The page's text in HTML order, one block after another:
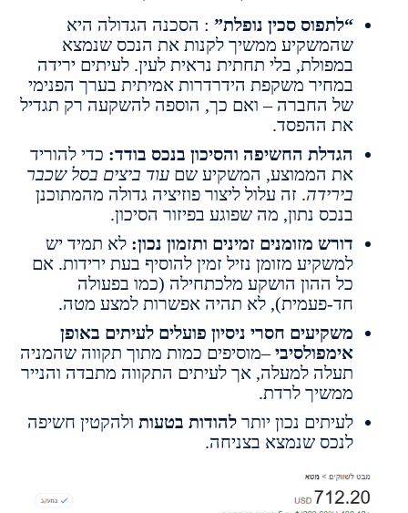
“לתפוס סכין נופלת”: הסכנה הגדולה היא
שהמשקיע ממשיך לקנות את הנכס שנמצא
במפולת, בלי תחתית נראית לעין. לעיתים ירידה
במחיר משקפת הידרדרות אמיתית בערך הפנימי
של החברה – ואם כך, הוספה להשקעה רק תגדיל
את ההפסד.
הגדלת החשיפה והסיכון בנכס בודד:כדי להוריד
את הממוצע, המשקיע שםעוד ביצים בסל שכבר
. זה עלול ליצור פוזיציה גדולה מהמתוכנן
בנכס נתון, מה שפוגע בפיזור הסיכון.
דורש מזומנים זמינים ותזמון נכון:לא תמיד יש
למשקיע מזומן נזיל זמין להוסיף בעת ירידות. אם
כל ההון הושקע מלכתחילה (כמו בפעולה
חד-פעמית), לא תהיה אפשרות למצע מטה.
משקיעים חסרי ניסיון פועלים לעיתים באופן
אימפולסיבי–מוסיפים כמות מתוך תקווה שהמניה
תעלה למעלה, אך לעיתים התקווה מתבדה והנייר
ממשיך לרדת.
לעיתים נכון יותרלהודות בטעותולהקטין חשיפה
לנכס שנמצא בצניחה.